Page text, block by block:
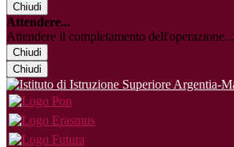
Chiudi
Attendere...
Attendere il completamento dell'operazione...
Chiudi
Chiudi